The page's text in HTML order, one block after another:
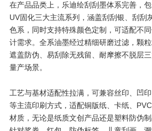
在产品品类上，乐迪绘刮刮墨体系完善，包
UV固化三大主流系列，涵盖刮刮银、刮刮
色系，同时支持特殊颜色定制，可适配不
计需求。全系油墨经过精细研磨过滤，颗
遮盖防伪、易刮除无残留、耐摩擦不脱层
量产场景。
工艺与基材适配性拉满，可兼容丝印、凹
等主流印刷方式，适配铜版纸、卡纸、
材质，无论是纸质文创产品还是塑料防伪制